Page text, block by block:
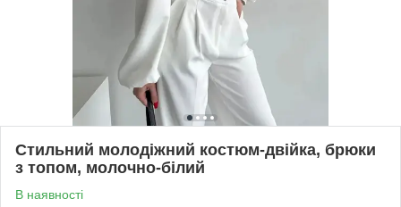
Стильний молодіжний костюм-двійка, брюки
з топом, молочно-білий
В наявності